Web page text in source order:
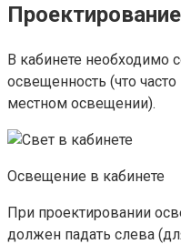
В кабинете необходимо
освещенность (что
местном освещении).
Освещение в кабинете
При проектировании
должен падать слева